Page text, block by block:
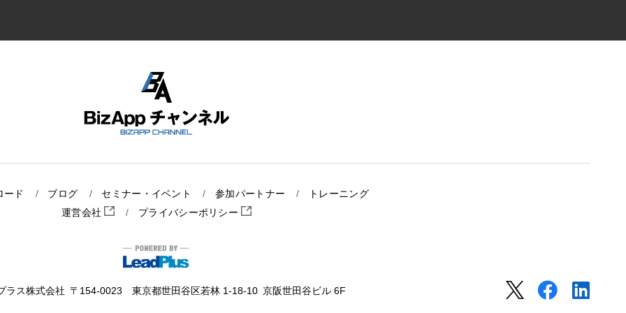
ード ブログ セミナー・イベント 参加パートナー
トレーニング
運営会社
プライバシーポリシー
ラス株式会社 〒154-0023 東京都世田谷区若林 1-18-10 京阪世田谷ビル 6F